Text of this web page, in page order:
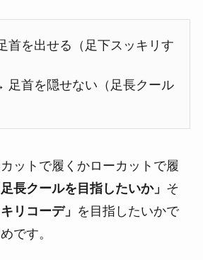
首を出せる（足下スッキリす
足首を隠せない（足長クール
ットで履くかローカットで履
足長クールを目指したいか」 そ
リコーデ」
を目指したいかで
です。